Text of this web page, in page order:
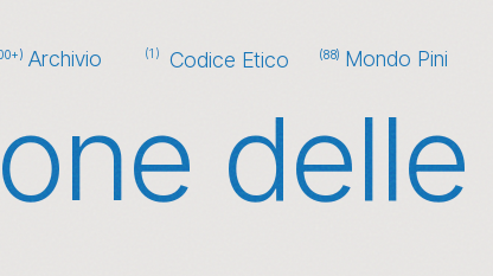
Archivio (1) Codice Etico (88) Mondo Pini
delle